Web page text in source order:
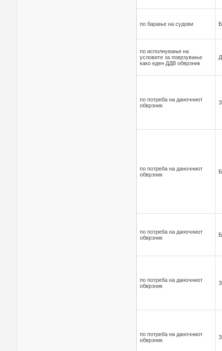
по барање на судови
по исполнувaње на
условите за поврзување
како еден ДДВ обврзник
по потреба на даночниот
обврзник
по потреба на даночниот
обврзник
по потреба на даночниот
обврзник
по потреба на даночниот
обврзник
по потреба на даночниот
обврзник